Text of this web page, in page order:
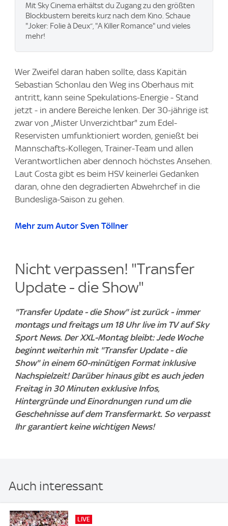
Mit Sky Cinema erhältst du Zugang zu den größten
Blockbustern bereits kurz nach dem Kino. Schaue
"Joker: Folie à Deux“, "A Killer Romance" und vieles
mehr!
Wer Zweifel daran haben sollte, dass Kapitän
Sebastian Schonlau den Weg ins Oberhaus mit
antritt, kann seine Spekulations-Energie - Stand
jetzt - in andere Bereiche lenken. Der 30-jährige ist
zwar von „Mister Unverzichtbar" zum Edel-
Reservisten umfunktioniert worden, genießt bei
Mannschafts-Kollegen, Trainer-Team und allen
Verantwortlichen aber dennoch höchstes Ansehen.
Laut Costa gibt es beim HSV keinerlei Gedanken
daran, ohne den degradierten Abwehrchef in die
Bundesliga-Saison zu gehen.
Mehr zum Autor Sven Töllner
Nicht verpassen! "Transfer
Update - die Show"
"Transfer Update - die Show" ist zurück - immer
montags und freitags um 18 Uhr live im TV auf Sky
Sport News. Der XXL-Montag bleibt: Jede Woche
beginnt weiterhin mit "Transfer Update - die
Show" in einem 60-minütigen Format inklusive
Nachspielzeit! Darüber hinaus gibt es auch jeden
Freitag in 30 Minuten exklusive Infos,
Hintergründe und Einordnungen rund um die
Geschehnisse auf dem Transfermarkt. So verpasst
Ihr garantiert keine wichtigen News!
Auch interessant
LIVE